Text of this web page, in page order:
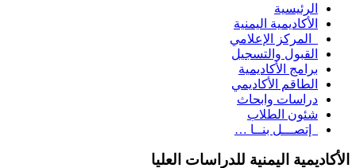
الرئيسية
الأكاديمية اليمنية
المركز الإعلامي
القبول والتسجيل
برامج الأكاديمية
الطاقم الأكاديمي
دراسات وابحاث
شئون الطلاب
إتصـــل بنــا …
الأكاديمية اليمنية للدراسات العليا